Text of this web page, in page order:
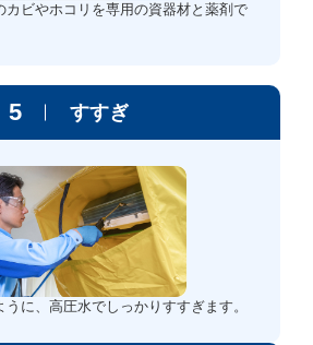
カビやホコリを専用の資器材と薬剤で
5 すすぎ
に、高圧水でしっかりすすぎます。